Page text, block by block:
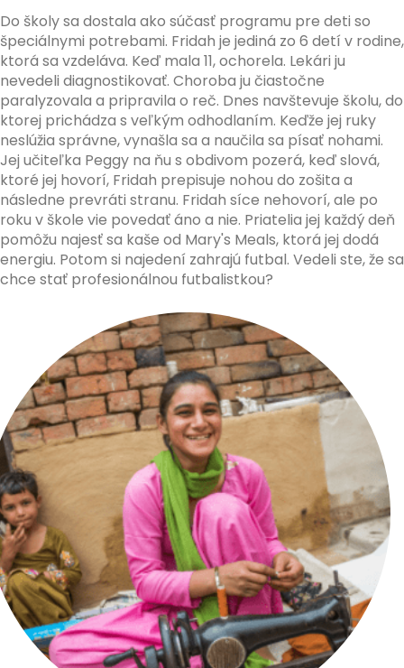
Do školy sa dostala ako súčasť programu pre deti so
špeciálnymi potrebami. Fridah je jediná zo 6 detí v rodine,
ktorá sa vzdeláva. Keď mala 11, ochorela. Lekári ju
nevedeli diagnostikovať. Choroba ju čiastočne
paralyzovala a pripravila o reč. Dnes navštevuje školu, do
ktorej prichádza s veľkým odhodlaním. Keďže jej ruky
neslúžia správne, vynašla sa a naučila sa písať nohami.
Jej učiteľka Peggy na ňu s obdivom pozerá, keď slová,
ktoré jej hovorí, Fridah prepisuje nohou do zošita a
následne prevráti stranu. Fridah síce nehovorí, ale po
roku v škole vie povedať áno a nie. Priatelia jej každý deň
pomôžu najesť sa kaše od Mary's Meals, ktorá jej dodá
energiu. Potom si najedení zahrajú futbal. Vedeli ste, že sa
chce stať profesionálnou futbalistkou?